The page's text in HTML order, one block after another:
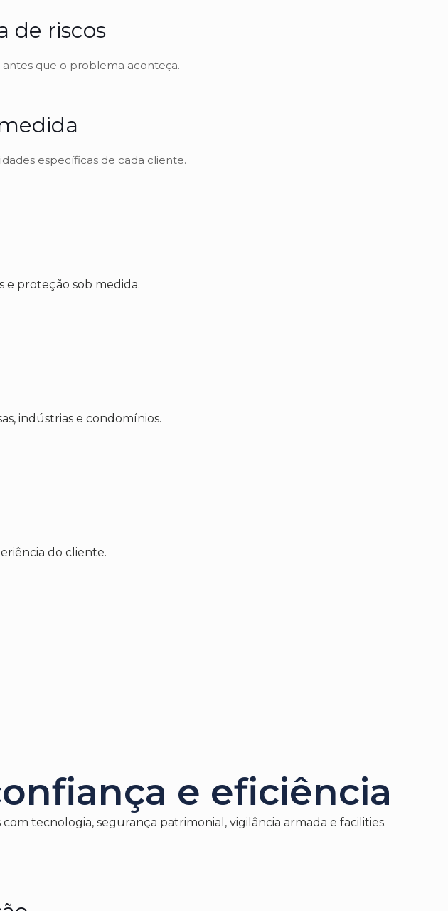
de riscos
antes que o problema aconteça.
específicas de cada cliente.
e proteção sob medida.
indústrias e condomínios.
do cliente.
e eficiência
tecnologia, segurança patrimonial, vigilância armada e facilities.